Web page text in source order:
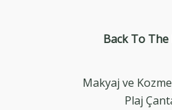
Back To The
Makyaj ve
Plaj